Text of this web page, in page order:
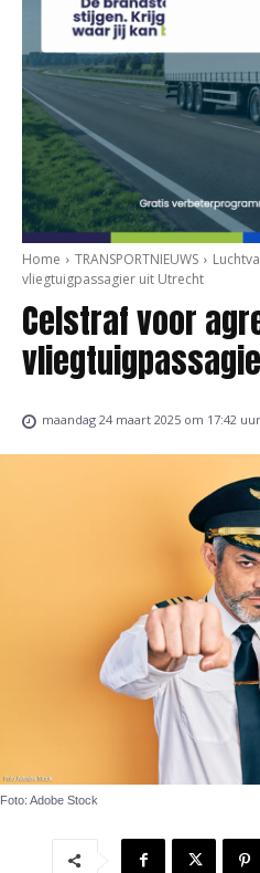
Home TRANSPORTNIEUWS
vliegtuigpassagier uit Utrecht
Celstraf voor
maandag 24 maart 2025 om 17:42 uur
Foto: Adobe Stock